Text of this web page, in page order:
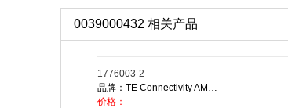
0039000432 相关产品
1776003-2
品牌：TE Connectivity AMP Connectors
价格：